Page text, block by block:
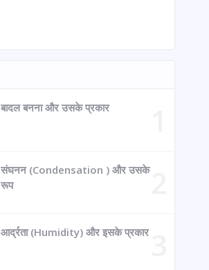
बादल बनना और उसके प्रकार
संघनन (Condensation ) और उसके
रूप
आर्द्रता (Humidity) और इसके प्रकार